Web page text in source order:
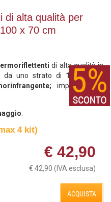
di alta qualità per
x 70 cm
di alta qualità in
da uno strato di 100% puro
impermeabile,
4 kit)
€ 42,90
€ 42,90 (IVA esclusa)
ACQUISTA